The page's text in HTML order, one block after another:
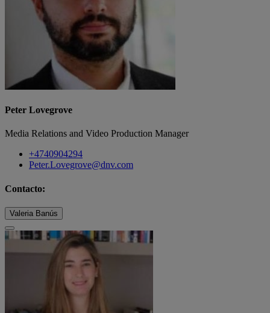
Peter Lovegrove
Media Relations and Video Production Manager
+4740904294
Peter.Lovegrove@dnv.com
Contacto:
Valeria Banús